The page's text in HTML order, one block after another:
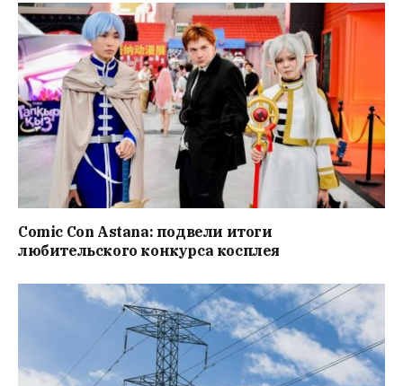
Comic Con Astana: подвели итоги
любительского конкурса косплея